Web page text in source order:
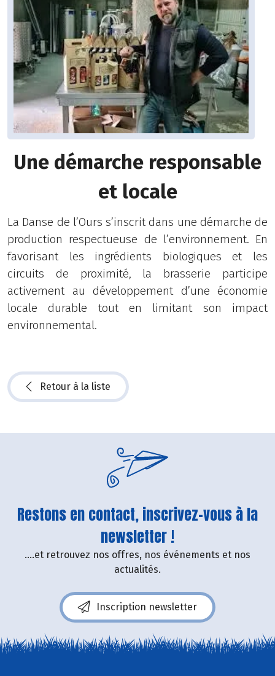
Une démarche responsable
et locale
La Danse de l’Ours s’inscrit dans une démarche de
production respectueuse de l’environnement. En
favorisant les ingrédients biologiques et les
circuits de proximité, la brasserie participe
activement au développement d’une économie
locale durable tout en limitant son impact
environnemental.
Retour à la liste
Restons en contact, inscrivez-vous à la
newsletter !
....et retrouvez nos offres, nos événements et nos
actualités.
Inscription newsletter